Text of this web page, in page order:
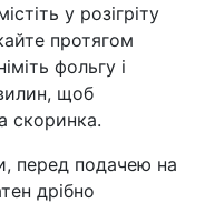
у розігріту
протягом
фольгу і
щоб
скоринка.
перед подачею на
дрібно